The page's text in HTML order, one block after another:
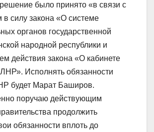
было принято «в связи с
в силу закона «О системе
органов государственной
народной республики и
действия закона «О кабинете
Исполнять обязанности
будет Марат Баширов.
поручаю действующим
продолжить
обязанности вплоть до